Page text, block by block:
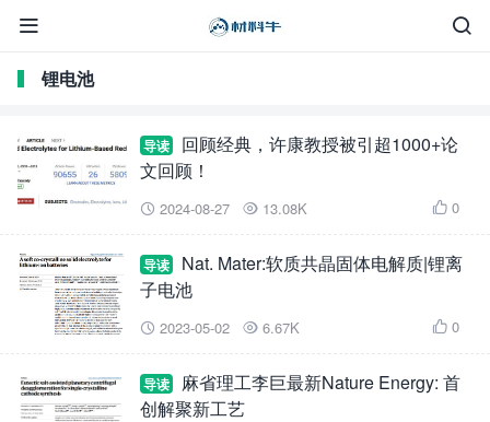


锂电池
导读
回顾经典，许康教授被引超1000+论
文回顾！
 2024-08-27  13.08K  0
导读
Nat. Mater:软质共晶固体电解质|锂离
子电池
 2023-05-02  6.67K  0
导读
麻省理工李巨最新Nature Energy: 首
创解聚新工艺